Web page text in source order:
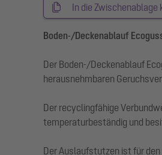
In die Zwischenablage
Boden-/Deckenablauf
Der Boden-/Deckenablauf
herausnehmbaren
Der recyclingfähige
temperaturbeständig und
Der Auslaufstutzen ist für